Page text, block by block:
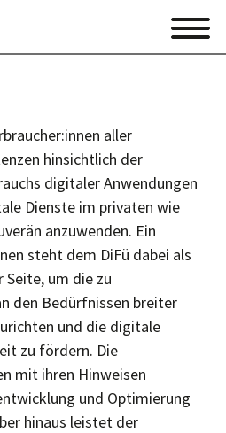
aller
hinsichtlich der
digitaler Anwendungen
Dienste im privaten wie
anzuwenden. Ein
steht dem DiFü dabei als
Seite, um die zu
den Bedürfnissen breiter
und die digitale
zu fördern. Die
mit ihren Hinweisen
und Optimierung
hinaus leistet der